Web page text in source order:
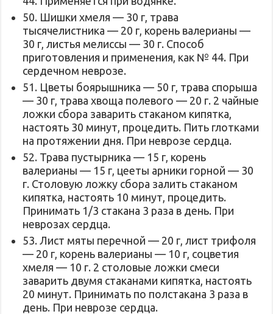
50. Шишки хмеля — 30 г, трава
тысячелистника — 20 г, корень валерианы —
30 г, листья мелиссы — 30 г. Способ
приготовления и применения, как № 44. При
сердечном неврозе.
51. Цветы боярышника — 50 г, трава спорыша
— 30 г, трава хвоща полевого — 20 г. 2 чайные
ложки сбора заварить стаканом кипятка,
настоять 30 минут, процедить. Пить глотками
на протяжении дня. При неврозе сердца.
52. Трава пустырника — 15 г, корень
валерианы — 15 г, цееты арники горной — 30
г. Столовую ложку сбора залить стаканом
кипятка, настоять 10 минут, процедить.
Принимать 1/3 стакана 3 раза в день. При
неврозах сердца.
53. Лист мяты перечной — 20 г, лист трифоля
— 20 г, корень валерианы — 10 г, соцветия
хмеля — 10 г. 2 столовые ложки смеси
заварить двумя стаканами кипятка, настоять
20 минут. Принимать по полстакана 3 раза в
день. При неврозе сердца.